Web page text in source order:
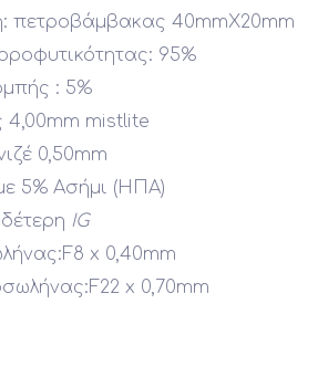
πετροβάμβακας 40mmX20mm
95%
: 5%
4,00mm mistlite
0,50mm
5% Ασήμι (ΗΠΑ)
IG
x 0,40mm
x 0,70mm